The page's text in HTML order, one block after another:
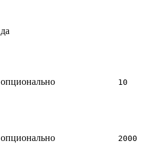
да
опционально 10
опционально 2000